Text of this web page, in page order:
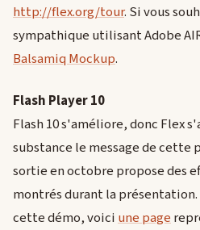
http://flex.org/tour. Si vous
sympathique utilisant Adobe
Balsamiq Mockup.
Flash Player 10
Flash 10 s'améliore, donc Flex
substance le message de cette
sortie en octobre propose des
montrés durant la
cette démo, voici une page